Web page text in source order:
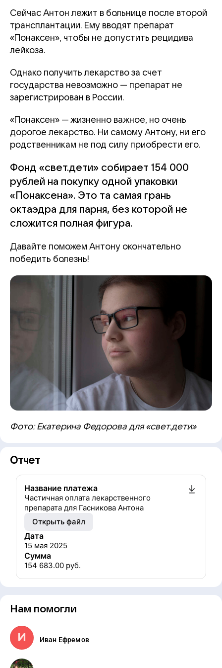
Сейчас Антон лежит в больнице после второй
трансплантации. Ему вводят препарат
«Понаксен», чтобы не допустить рецидива
лейкоза.
Однако получить лекарство за счет
государства невозможно — препарат не
зарегистрирован в России.
«Понаксен» — жизненно важное, но очень
дорогое лекарство. Ни самому Антону, ни его
родственникам не под силу приобрести его.
Фонд «свет.дети» собирает 154 000
рублей на покупку одной упаковки
«Понаксена». Это та самая грань
октаэдра для парня, без которой не
сложится полная фигура.
Давайте поможем Антону окончательно
победить болезнь!
Фото: Екатерина Федорова для «свет.дети»
Отчет
Название платежа
Частичная оплата лекарственного
препарата для Гасникова Антона
Открыть файл
Дата
15 мая 2025
Сумма
154 683.00 руб.
Нам помогли
Иван Ефремов